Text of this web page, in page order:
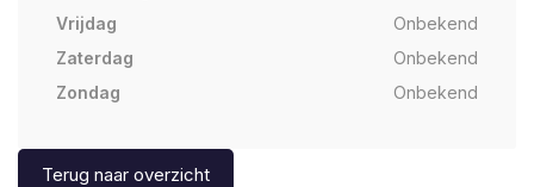
Vrijdag
Onbekend
Zaterdag
Onbekend
Zondag
Onbekend
Terug naar overzicht